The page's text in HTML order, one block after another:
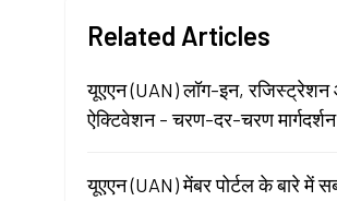
Related Articles
यूएएन (UAN) लॉग-इन,
ऐक्टिवेशन - चरण-दर-चरण मार्गदर्शन
यूएएन (UAN) मेंबर पोर्टल के बारे में